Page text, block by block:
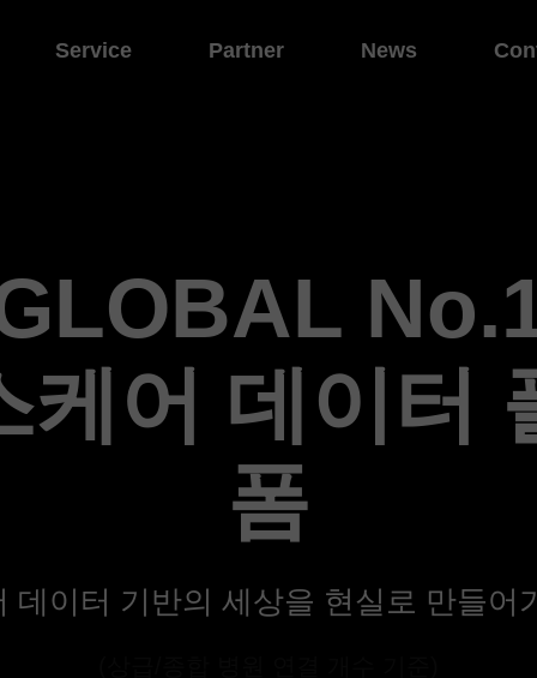
Service Partner News
케어 데이터
폼
데이터 기반의 세상을 현실로 만들어